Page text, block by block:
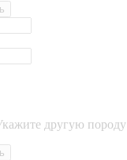
другую породу